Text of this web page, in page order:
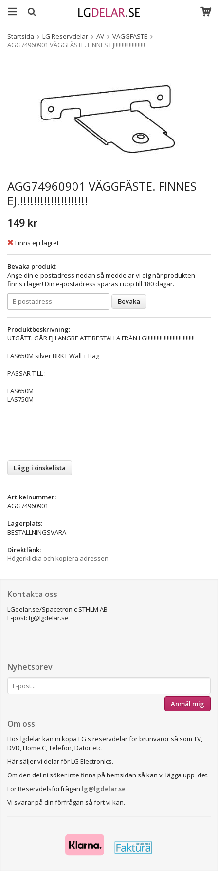
Startsida LG Reservdelar AV
VÄGGFÄSTE
AGG74960901 VÄGGFÄSTE. FINNES EJ!!!!!!!!!!!!!!!!!!!!!
AGG74960901 VÄGGFÄSTE. FINNES
EJ!!!!!!!!!!!!!!!!!!!!!
149 kr
Finns ej i lagret
Bevaka produkt
Ange din e-postadress nedan så meddelar vi dig när produkten
finns i lager! Din e-postadress sparas i upp till 180 dagar.
Bevaka
Produktbeskrivning:
UTGÅTT. GÅR EJ LÄNGRE ATT BESTÄLLA FRÅN LG!!!!!!!!!!!!!!!!!!!!!!!!!!!!!!!!!
LAS650M silver BRKT Wall + Bag
PASSAR TILL :
LAS650M
LAS750M
Lägg i önskelista
Artikelnummer:
AGG74960901
Lagerplats:
BESTÄLLNINGSVARA
Direktlänk:
Högerklicka och kopiera adressen
Kontakta oss
LGdelar.se/Spacetronic STHLM AB
E-post: lg@lgdelar.se
Nyhetsbrev
Anmäl mig
Om oss
Hos lgdelar kan ni köpa LG's reservdelar för brunvaror så som TV,
DVD, Home.C, Telefon, Dator etc.
Här säljer vi delar för LG Electronics.
Om den del ni söker inte finns på hemsidan så kan vi lägga upp det.
För Reservdelsförfrågan lg@lgdelar.se
Vi svarar på din förfrågan så fort vi kan.